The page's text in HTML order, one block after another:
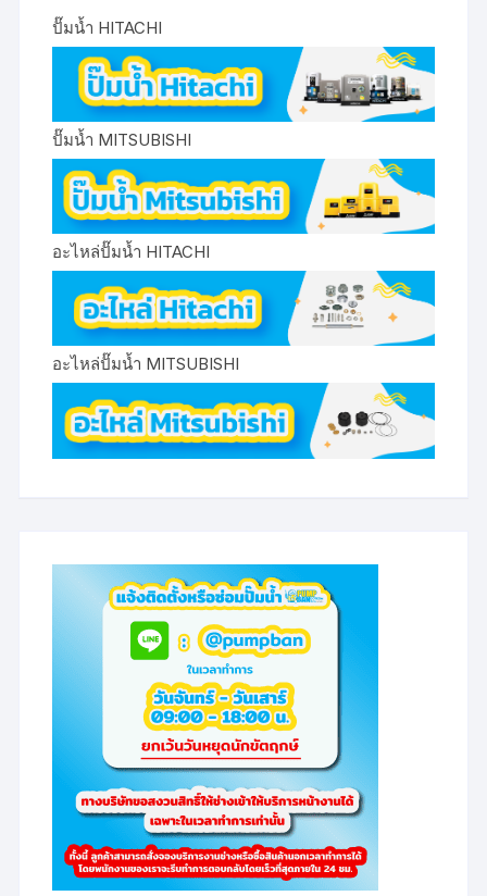
ปั๊มน้ำ HITACHI
ปั๊มน้ำ MITSUBISHI
อะไหล่ปั๊มน้ำ HITACHI
อะไหล่ปั๊มน้ำ MITSUBISHI